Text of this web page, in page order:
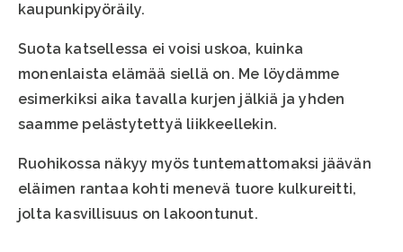
kaupunkipyöräily.
Suota katsellessa ei voisi uskoa, kuinka
monenlaista elämää siellä on. Me löydämme
esimerkiksi aika tavalla kurjen jälkiä ja yhden
saamme pelästytettyä liikkeellekin.
Ruohikossa näkyy myös tuntemattomaksi jäävän
eläimen rantaa kohti menevä tuore kulkureitti,
jolta kasvillisuus on lakoontunut.